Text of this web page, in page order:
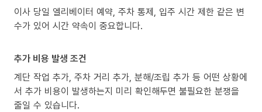
이사 당일 엘리베이터 예약, 주차 통제, 입주 시간 제한 같은 변
수가 있어 시간 약속이 중요합니다.
추가 비용 발생 조건
계단 작업 추가, 주차 거리 추가, 분해/조립 추가 등 어떤 상황에
서 추가 비용이 발생하는지 미리 확인해두면 불필요한 분쟁을
줄일 수 있습니다.